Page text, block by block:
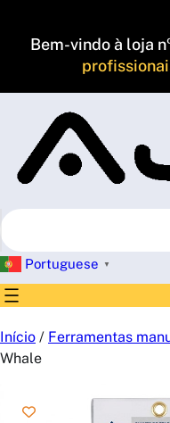
Bem-vindo à loja
S
e
a
r
c
Portuguese ▼
Início / Ferramentas
Whale